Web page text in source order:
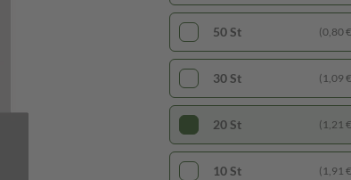
50 St (0,80
30 St (1,09
20 St (1,21
10 St (1,91